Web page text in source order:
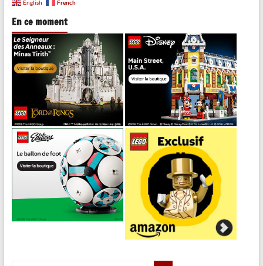
English French
En ce moment